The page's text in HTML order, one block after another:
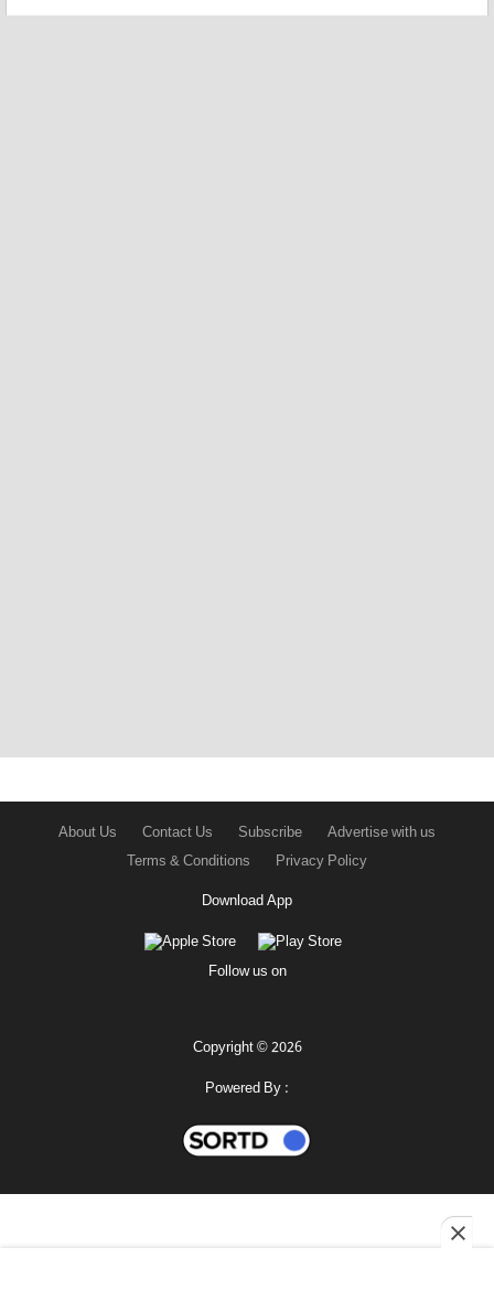
About Us Contact Us Subscribe
Advertise with us
Terms & Conditions
Privacy Policy
Download App
Follow us on
Copyright © 2026
Powered By :